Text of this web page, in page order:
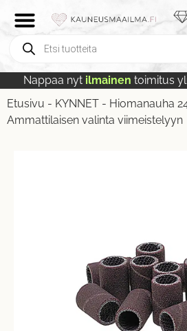
Nappaa nyt ilmainen toimitus
Etusivu - KYNNET - Hiomanauha
Ammattilaisen valinta viimeistelyyn